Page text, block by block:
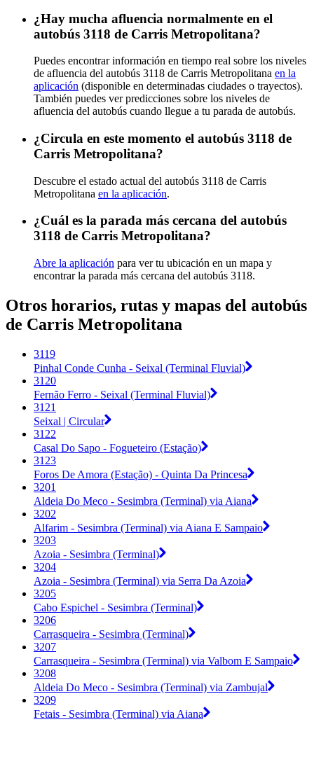
¿Hay mucha afluencia normalmente en el
autobús 3118 de Carris Metropolitana?
Puedes encontrar información en tiempo real sobre los niveles
de afluencia del autobús 3118 de Carris Metropolitana en la
aplicación (disponible en determinadas ciudades o trayectos).
También puedes ver predicciones sobre los niveles de
afluencia del autobús cuando llegue a tu parada de autobús.
¿Circula en este momento el autobús 3118 de
Carris Metropolitana?
Descubre el estado actual del autobús 3118 de Carris
Metropolitana en la aplicación.
¿Cuál es la parada más cercana del autobús
3118 de Carris Metropolitana?
Abre la aplicación para ver tu ubicación en un mapa y
encontrar la parada más cercana del autobús 3118.
Otros horarios, rutas y mapas del autobús
de Carris Metropolitana
3119
Pinhal Conde Cunha - Seixal (Terminal Fluvial)
3120
Fernão Ferro - Seixal (Terminal Fluvial)
3121
Seixal | Circular
3122
Casal Do Sapo - Fogueteiro (Estação)
3123
Foros De Amora (Estação) - Quinta Da Princesa
3201
Aldeia Do Meco - Sesimbra (Terminal) via Aiana
3202
Alfarim - Sesimbra (Terminal) via Aiana E Sampaio
3203
Azoia - Sesimbra (Terminal)
3204
Azoia - Sesimbra (Terminal) via Serra Da Azoia
3205
Cabo Espichel - Sesimbra (Terminal)
3206
Carrasqueira - Sesimbra (Terminal)
3207
Carrasqueira - Sesimbra (Terminal) via Valbom E Sampaio
3208
Aldeia Do Meco - Sesimbra (Terminal) via Zambujal
3209
Fetais - Sesimbra (Terminal) via Aiana